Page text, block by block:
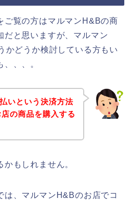
ご覧の方はマルマンH&Bの商
だと思いますが、マルマン
かどうか検討している方もい
、、。
いという決済方法
の商品を購入する
もしれません。
は、マルマンH&Bのお店でコ